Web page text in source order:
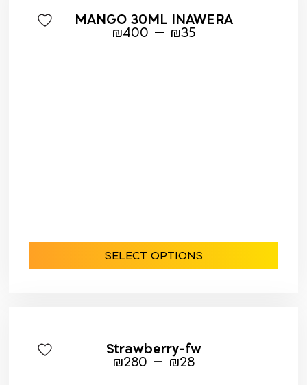
MANGO 30ML INAWERA
₪35
–
₪400
SELECT OPTIONS
Strawberry-fw
₪28
–
₪280